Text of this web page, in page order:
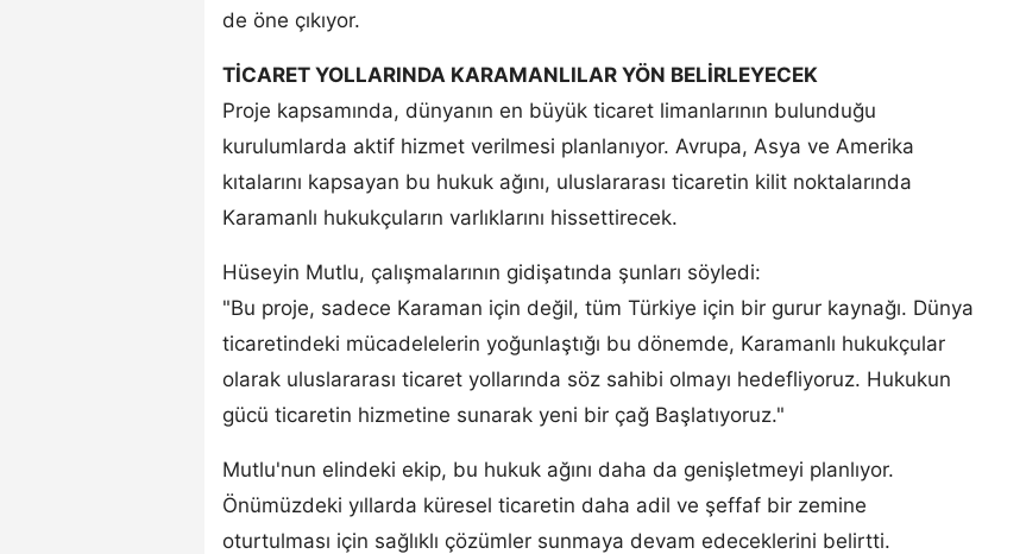
de öne çıkıyor.
TİCARET YOLLARINDA KARAMANLILAR YÖN BELİRLEYECEK
Proje kapsamında, dünyanın en büyük ticaret limanlarının bulunduğu
kurulumlarda aktif hizmet verilmesi planlanıyor. Avrupa, Asya ve Amerika
kıtalarını kapsayan bu hukuk ağını, uluslararası ticaretin kilit noktalarında
Karamanlı hukukçuların varlıklarını hissettirecek.
Hüseyin Mutlu, çalışmalarının gidişatında şunları söyledi:
"Bu proje, sadece Karaman için değil, tüm Türkiye için bir gurur kaynağı. Dünya
ticaretindeki mücadelelerin yoğunlaştığı bu dönemde, Karamanlı hukukçular
olarak uluslararası ticaret yollarında söz sahibi olmayı hedefliyoruz. Hukukun
gücü ticaretin hizmetine sunarak yeni bir çağ Başlatıyoruz."
Mutlu'nun elindeki ekip, bu hukuk ağını daha da genişletmeyi planlıyor.
Önümüzdeki yıllarda küresel ticaretin daha adil ve şeffaf bir zemine
oturtulması için sağlıklı çözümler sunmaya devam edeceklerini belirtti.